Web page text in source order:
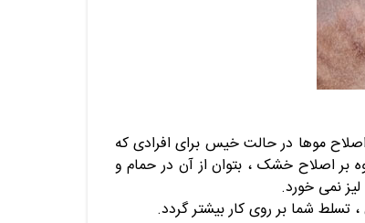
موها در حالت خیس برای افرادی که
بر اصلاح خشک ، بتوان از آن در حمام و
نمی خورد.